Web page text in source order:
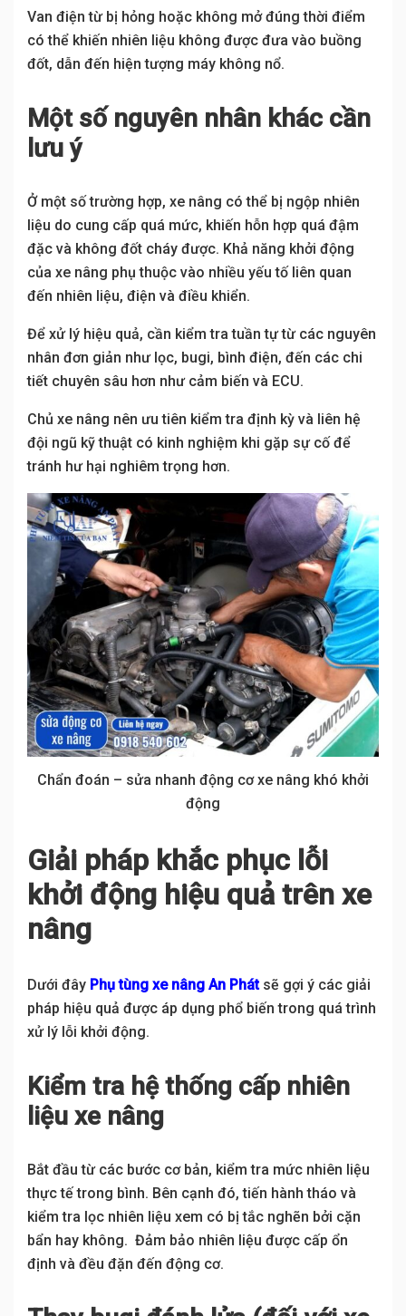
Van điện từ bị hỏng hoặc không mở đúng thời điểm
có thể khiến nhiên liệu không được đưa vào buồng
đốt, dẫn đến hiện tượng máy không nổ.
Một số nguyên nhân khác cần
lưu ý
Ở một số trường hợp, xe nâng có thể bị ngộp nhiên
liệu do cung cấp quá mức, khiến hỗn hợp quá đậm
đặc và không đốt cháy được. Khả năng khởi động
của xe nâng phụ thuộc vào nhiều yếu tố liên quan
đến nhiên liệu, điện và điều khiển.
Để xử lý hiệu quả, cần kiểm tra tuần tự từ các nguyên
nhân đơn giản như lọc, bugi, bình điện, đến các chi
tiết chuyên sâu hơn như cảm biến và ECU.
Chủ xe nâng nên ưu tiên kiểm tra định kỳ và liên hệ
đội ngũ kỹ thuật có kinh nghiệm khi gặp sự cố để
tránh hư hại nghiêm trọng hơn.
Chẩn đoán – sửa nhanh động cơ xe nâng khó khởi
động
Giải pháp khắc phục lỗi
khởi động hiệu quả trên xe
nâng
Dưới đây Phụ tùng xe nâng An Phátsẽ gợi ý các giải
pháp hiệu quả được áp dụng phổ biến trong quá trình
xử lý lỗi khởi động.
Kiểm tra hệ thống cấp nhiên
liệu xe nâng
Bắt đầu từ các bước cơ bản, kiểm tra mức nhiên liệu
thực tế trong bình. Bên cạnh đó, tiến hành tháo và
kiểm tra lọc nhiên liệu xem có bị tắc nghẽn bởi cặn
bẩn hay không. Đảm bảo nhiên liệu được cấp ổn
định và đều đặn đến động cơ.